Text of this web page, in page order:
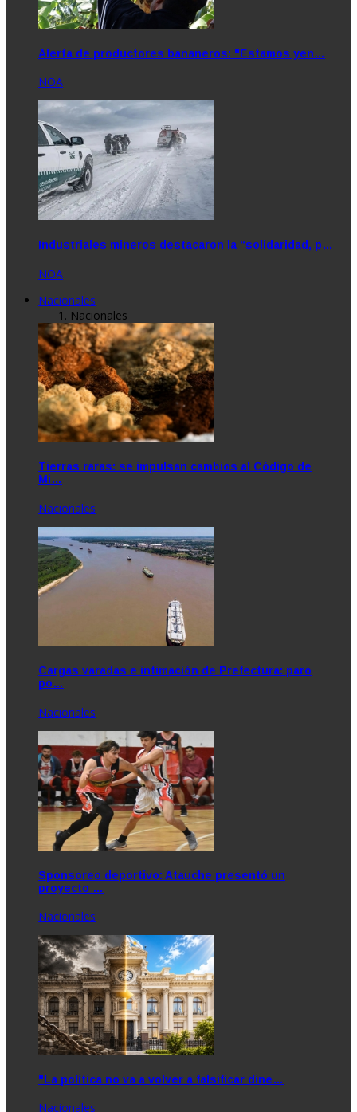
Alerta de productores bananeros: "Estamos yen…
NOA
Industriales mineros destacaron la “solidaridad, p…
NOA
Nacionales
Nacionales
Tierras raras: se impulsan cambios al Código de
Mi…
Nacionales
Cargas varadas e intimación de Prefectura: paro
po…
Nacionales
Sponsoreo deportivo: Atauche presentó un
proyecto …
Nacionales
"La política no va a volver a falsificar dine…
Nacionales